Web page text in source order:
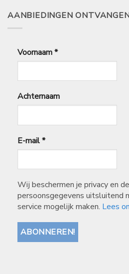
AANBIEDINGEN
Voornaam*
Achternaam
E-mail*
Wij beschermen je privacy en
persoonsgegevens uitsluitend
service mogelijk maken. Lees